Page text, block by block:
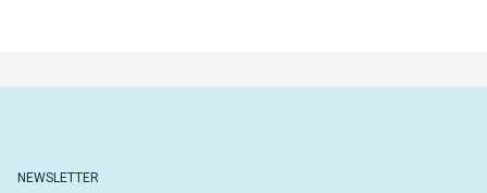
NEWSLETTER